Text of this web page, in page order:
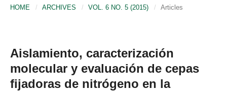
HOME / ARCHIVES / VOL. 6 NO. 5 (2015) / Articles
Aislamiento, caracterización
molecular y evaluación de cepas
fijadoras de nitrógeno en la